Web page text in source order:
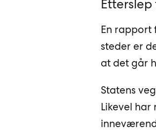
En rapport
steder er
at det går
Statens
Likevel